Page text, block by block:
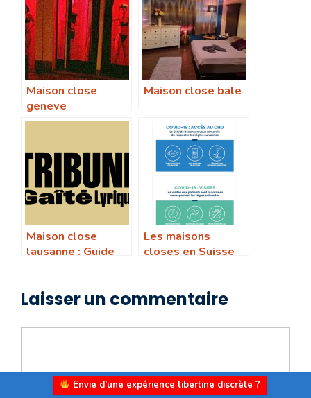
Maison close
geneve
Maison close bale
Maison close
lausanne : Guide
Les maisons
closes en Suisse
d’hygiène strictes
Laisser un commentaire
Envie d’une expérience libertine discrète ?